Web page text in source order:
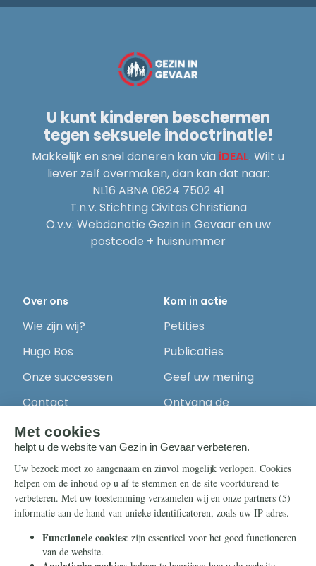
U kunt kinderen beschermen
tegen seksuele indoctrinatie!
Makkelijk en snel doneren kan via iDEAL. Wilt u
liever zelf overmaken, dan kan dat naar:
NL16 ABNA 0824 7502 41
T.n.v. Stichting Civitas Christiana
O.v.v. Webdonatie Gezin in Gevaar en uw
postcode + huisnummer
Over ons
Wie zijn wij?
Hugo Bos
Onze successen
Contact
Kom in actie
Petities
Publicaties
Geef uw mening
Ontvang de
Steun ons
Nieuwsbrief
Eenmalig
Maandelijks
Info
Contact
Ontvang onze
Telegram-berichten